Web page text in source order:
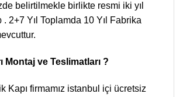
belirtilmekle birlikte resmi iki yıl
2+7 Yıl Toplamda 10 Yıl Fabrika
Montaj ve Teslimatları ?
Kapı firmamız istanbul içi ücretsiz